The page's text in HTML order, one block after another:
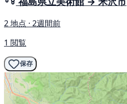
2 地点 · 2週間前
1 閲覧
保存